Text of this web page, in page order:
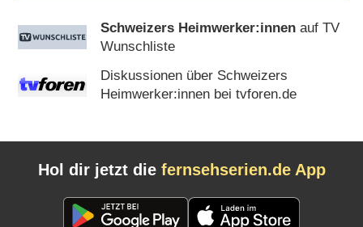
Schweizers Heimwerker:innen auf TV
Wunschliste
Diskussionen über Schweizers
Heimwerker:innen bei tvforen.de
Hol dir jetzt die fernsehserien.de App